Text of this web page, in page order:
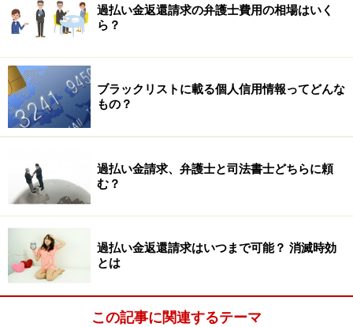
高橋：
ね。そのような借り入れをするということはすでに経済
的な苦境に陥っている場合が多いので、その借り入れを
することによって多重債務へのサイクルのスイッチが入
る可能性がかなり高いのです。
の生活の問題が周囲の人間関係の問題にまで拡大し、覆
されてしまうおそれがあるのですから。
借金整理に大切なことってなんだろう？さらに本音に迫
ります。次ページへ＞＞
過払い金返還請求の弁護士費用の相場はいく
ら？
ブラックリストに載る個人信用情報ってどんな
もの？
過払い金請求、弁護士と司法書士どちらに頼
む？
過払い金返還請求はいつまで可能？ 消滅時効
とは
この記事に関連するテーマ